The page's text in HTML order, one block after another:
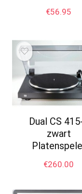
€56.95
Dual CS
zwart
€260.00